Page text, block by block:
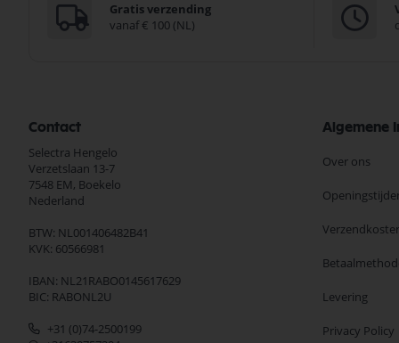
Gratis verzending
vanaf € 100 (NL)
Contact
Selectra Hengelo
Verzetslaan 13-7
7548 EM, Boekelo
Nederland
BTW: NL001406482B41
KVK: 60566981
IBAN: NL21RABO0145617629
BIC: RABONL2U
+31 (0)74-2500199
Algemene
Over ons
Levering
Privacy Policy